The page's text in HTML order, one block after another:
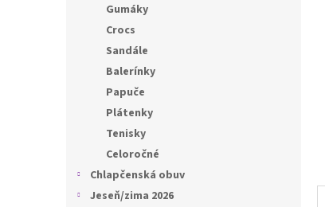
Gumáky
Crocs
Sandále
Balerínky
Papuče
Plátenky
Tenisky
Celoročné
Chlapčenská obuv
Jeseň/zima 2026